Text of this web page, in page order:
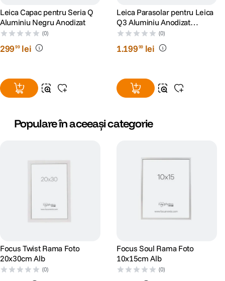
Leica Capac pentru Seria Q
Aluminiu Negru Anodizat
(0)
29999 lei
Leica Parasolar pentru Leica
Q3 Aluminiu Anodizat
Argintiu
(0)
1.19999 lei
Populare în aceeași categorie
Focus Twist Rama Foto
20x30cm Alb
(0)
Focus Soul Rama Foto
10x15cm Alb
(0)